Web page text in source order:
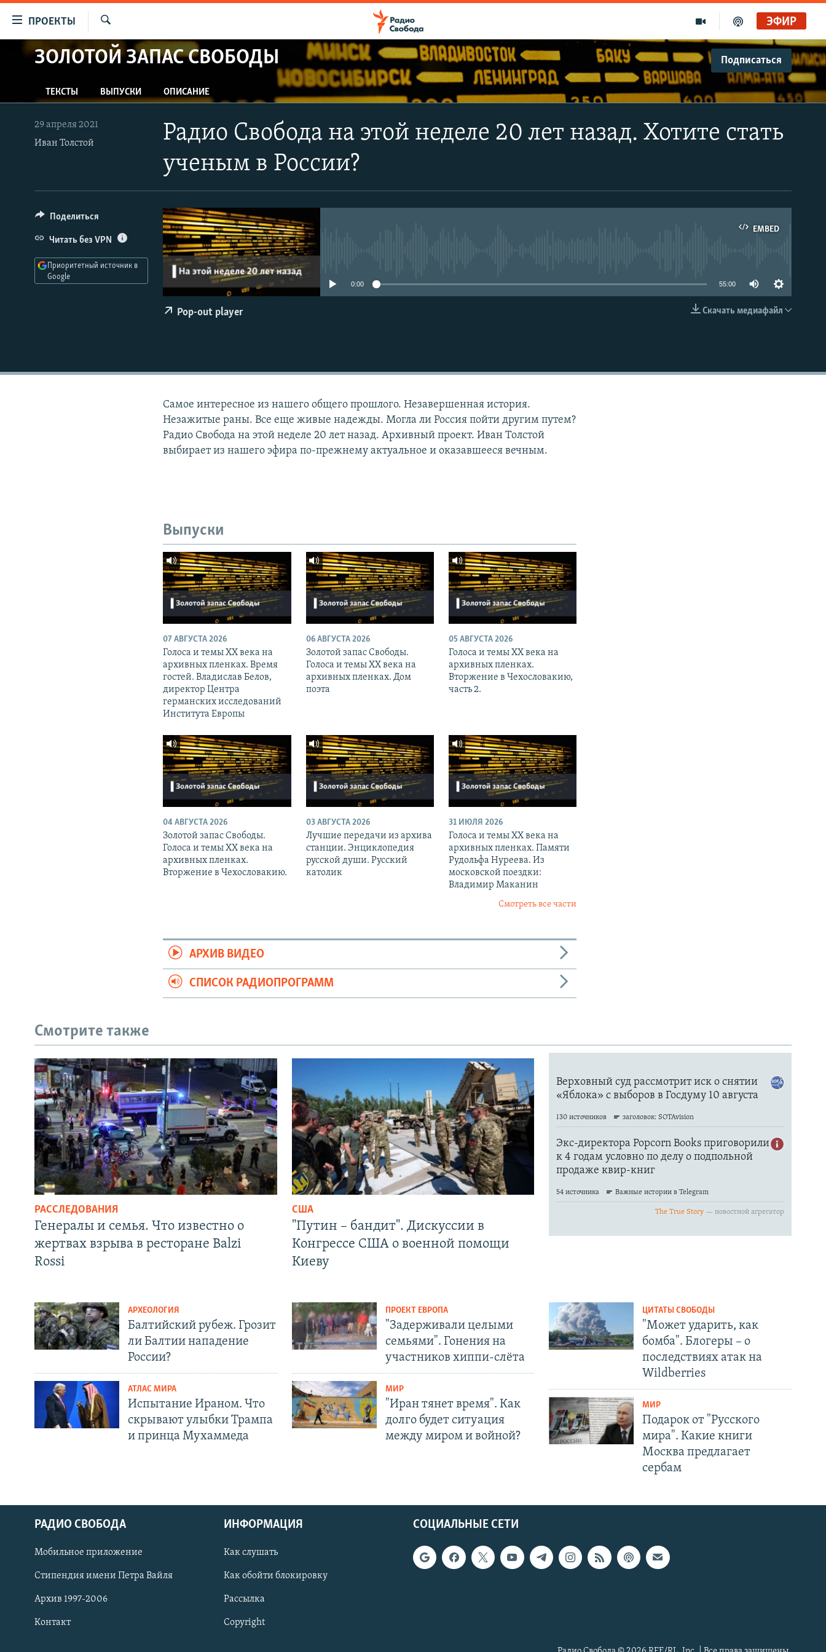
упрощенного
Вернуться
к
основному
содержанию
Вернутся
ПРОЕКТЫ
ПРОГРАММЫ
АВТОРСКИЕ ПРОЕКТЫ
ЦИТАТЫ СВОБОДЫ
МНЕНИЯ
IDEL.РЕАЛИИ
КАВКАЗ.РЕАЛИИ
СЕВЕР.РЕАЛИИ
СИБИРЬ.РЕАЛИИ
РАСПИСАНИЕ ВЕЩАНИЯ
СОЦИАЛЬНЫЕ СЕТИ
ЭФИР
ЗОЛОТОЙ ЗАПАС СВОБОДЫ Подписаться
ТЕКСТЫ ВЫПУСКИ ОПИСАНИЕ
Радио Свобода на этой неделе 20 лет назад. Хотите стать
ученым в России?
29 апреля 2021
Иван Толстой
EMBED
EMBED
0:00 55:00
Скачать медиафайл
Pop-out player
Поделиться
Читать без VPN
Приоритетный источник в
Google
Самое интересное из нашего общего прошлого. Незавершенная история.
Незажитые раны. Все еще живые надежды. Могла ли Россия пойти другим путем?
Радио Свобода на этой неделе 20 лет назад. Архивный проект. Иван Толстой
выбирает из нашего эфира по-прежнему актуальное и оказавшееся вечным.
Выпуски
07 АВГУСТА 2026
Голоса и темы XX века на
архивных пленках. Время
гостей. Владислав Белов,
директор Центра
германских исследований
Института Европы
06 АВГУСТА 2026
Золотой запас Свободы.
Голоса и темы XX века на
архивных пленках. Дом
поэта
05 АВГУСТА 2026
Голоса и темы XX века на
архивных пленках.
Вторжение в Чехословакию,
часть 2.
04 АВГУСТА 2026
Золотой запас Свободы.
Голоса и темы XX века на
архивных пленках.
Вторжение в Чехословакию.
03 АВГУСТА 2026
Лучшие передачи из архива
станции. Энциклопедия
русской души. Русский
католик
31 ИЮЛЯ 2026
Голоса и темы XX века на
архивных пленках. Памяти
Рудольфа Нуреева. Из
московской поездки:
Владимир Маканин
Смотреть все части
АРХИВ ВИДЕО
СПИСОК РАДИОПРОГРАММ
Смотрите также
РАССЛЕДОВАНИЯ
Генералы и семья. Что известно о
жертвах взрыва в ресторане Balzi
Rossi
США
"Путин – бандит". Дискуссии в
Конгрессе США о военной помощи
Киеву
АРХЕОЛОГИЯ
Балтийский рубеж. Грозит
ли Балтии нападение
России?
АТЛАС МИРА
Испытание Ираном. Что
скрывают улыбки Трампа
и принца Мухаммеда
ПРОЕКТ ЕВРОПА
"Задерживали целыми
семьями". Гонения на
участников хиппи-слёта
МИР
"Иран тянет время". Как
долго будет ситуация
между миром и войной?
ЦИТАТЫ СВОБОДЫ
"Может ударить, как
бомба". Блогеры – о
последствиях атак на
Wildberries
МИР
Подарок от "Русского
мира". Какие книги
Москва предлагает
сербам
СОЦИАЛЬНЫЕ СЕТИ
РАДИО СВОБОДА
Мобильное приложение
Стипендия имени Петра Вайля
Архив 1997-2006
Контакт
ИНФОРМАЦИЯ
Как слушать
Как обойти блокировку
Рассылка
Copyright